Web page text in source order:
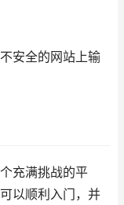
安全的网站上输
充满挑战的平
以顺利入门，并